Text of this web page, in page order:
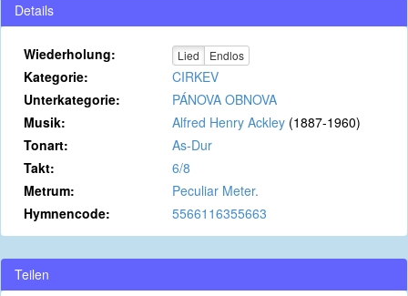
Details
Wiederholung: Lied Endlos
Kategorie:
CIRKEV
Unterkategorie:
PÁNOVA OBNOVA
Musik:
Alfred Henry Ackley (1887-1960)
Tonart:
As-Dur
Takt:
6/8
Metrum:
Peculiar Meter.
Hymnencode:
5566116355663
Teilen